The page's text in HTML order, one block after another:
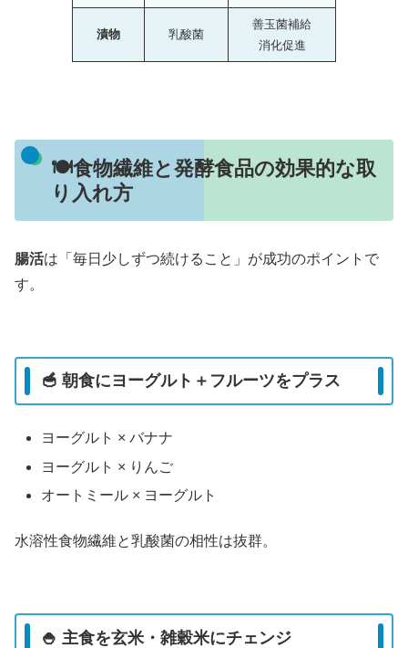
漬物 乳酸菌
善玉菌補給
消化促進
🍽️食物繊維と発酵食品の効果的な取
り入れ方
腸活は「毎日少しずつ続けること」が成功のポイントで
す。
🥣 朝食にヨーグルト＋フルーツをプラス
ヨーグルト × バナナ
ヨーグルト × りんご
オートミール × ヨーグルト
水溶性食物繊維と乳酸菌の相性は抜群。
🍚 主食を玄米・雑穀米にチェンジ